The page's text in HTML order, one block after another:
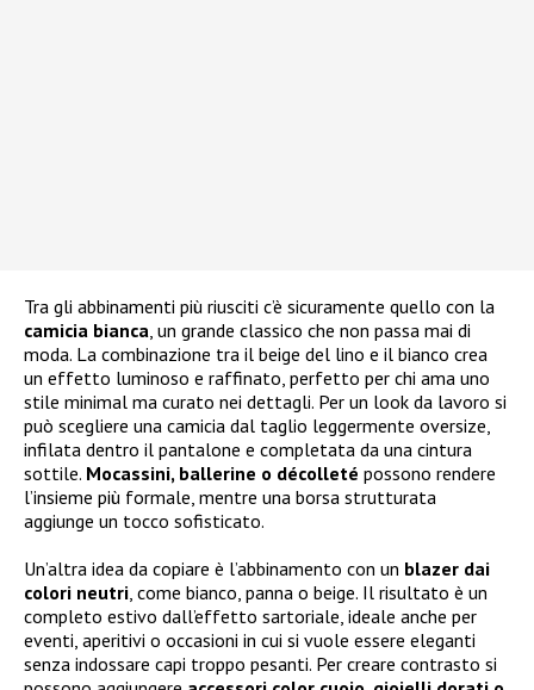
Tra gli abbinamenti più riusciti c’è sicuramente quello con la
camicia bianca , un grande classico che non passa mai di
moda. La combinazione tra il beige del lino e il bianco crea
un effetto luminoso e raffinato, perfetto per chi ama uno
stile minimal ma curato nei dettagli. Per un look da lavoro si
può scegliere una camicia dal taglio leggermente oversize,
infilata dentro il pantalone e completata da una cintura
sottile. Mocassini, ballerine o décolleté possono rendere
l’insieme più formale, mentre una borsa strutturata
aggiunge un tocco sofisticato.
Un’altra idea da copiare è l’abbinamento con un blazer dai
colori neutri , come bianco, panna o beige. Il risultato è un
completo estivo dall’effetto sartoriale, ideale anche per
eventi, aperitivi o occasioni in cui si vuole essere eleganti
senza indossare capi troppo pesanti. Per creare contrasto si